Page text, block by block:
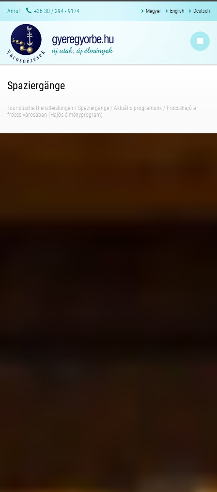
Anruf: +36 30 / 294 - 9174 Magyar English Deutsch
Spaziergänge
Touristische Dienstleistungen / Spaziergänge / Aktuális programunk / Fröccshajó a
fröccs városában (Hajós élményprogram)